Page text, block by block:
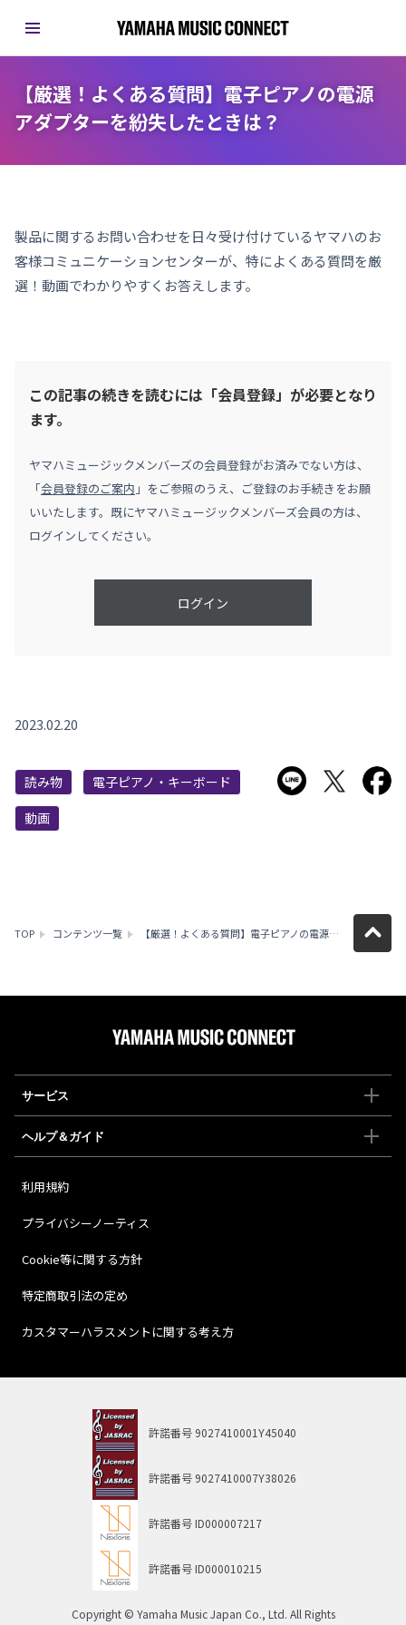
【厳選！よくある質問】電子ピアノの電源
アダプターを紛失したときは？
製品に関するお問い合わせを日々受け付けているヤマハのお
客様コミュニケーションセンターが、特によくある質問を厳
選！動画でわかりやすくお答えします。
この記事の続きを読むには「会員登録」が必要となり
ます。
ヤマハミュージックメンバーズの会員登録がお済みでない方は、
「会員登録のご案内 」をご参照のうえ、ご登録のお手続きをお願
いいたします。既にヤマハミュージックメンバーズ会員の方は、
ログインしてください。
ログイン
2023.02.20
読み物
電子ピアノ・キーボード
動画
LINEで送るTwitterで
TOP コンテンツ一覧 【厳選！よくある質問】電子ピアノの電源アダプターを紛失したときは？
サービス
ヘルプ＆ガイド
利用規約
プライバシーノーティス
Cookie等に関する方針
特定商取引法の定め
カスタマーハラスメントに関する考え方
Copyright © Yamaha Music Japan Co., Ltd. All Rights
許諾番号 9027410001Y45040
許諾番号 9027410007Y38026
許諾番号ID000007217
許諾番号ID000010215